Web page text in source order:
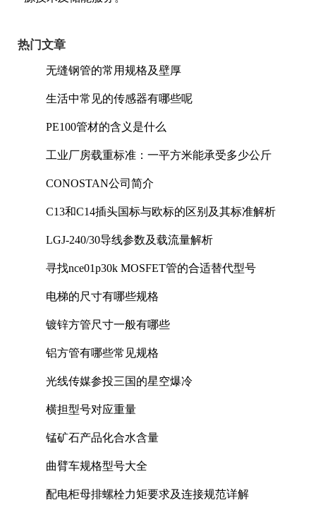
热门文章
无缝钢管的常用规格及壁厚
生活中常见的传感器有哪些呢
PE100管材的含义是什么
工业厂房载重标准：一平方米能承受多少公斤
CONOSTAN公司简介
C13和C14插头国标与欧标的区别及其标准解析
LGJ-240/30导线参数及载流量解析
寻找nce01p30k MOSFET管的合适替代型号
电梯的尺寸有哪些规格
镀锌方管尺寸一般有哪些
铝方管有哪些常见规格
光线传媒参投三国的星空爆冷
横担型号对应重量
锰矿石产品化合水含量
曲臂车规格型号大全
配电柜母排螺栓力矩要求及连接规范详解